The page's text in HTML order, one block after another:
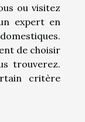
ou visitez
expert en
de choisir
trouverez.
critère